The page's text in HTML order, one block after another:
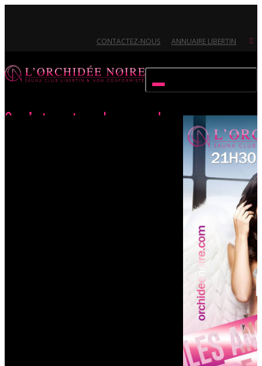
CONTACTEZ-NOUS ANNUAIRE LIBERTIN
On n’est pas tous des anges !
Ouvert 7/7 - Pour toutes informations, contactez-nous au 02.51.72.21.81